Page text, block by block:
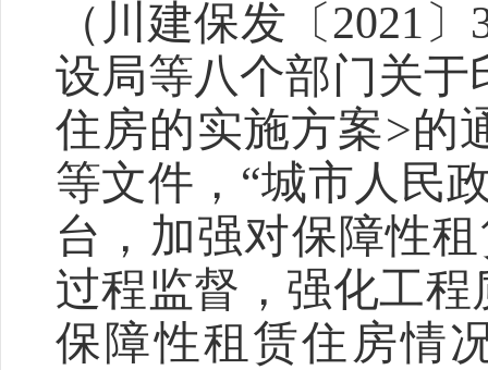
（川建保发 〔2021〕
设局等八个部门关
住房的实施方案>的
等文件，“城市人民
台，加强对保障性
过程监督，强化工
保障性租赁住房情